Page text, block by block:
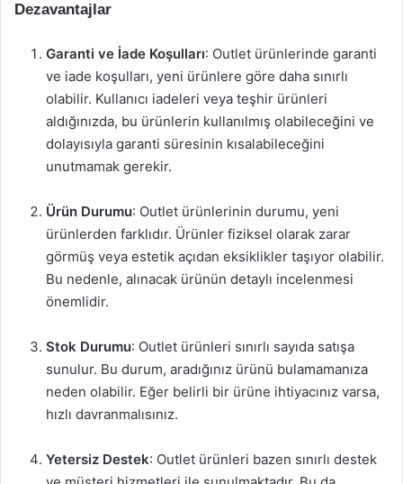
Dezavantajlar
Garanti ve İade Koşulları: Outlet ürünlerinde garanti
ve iade koşulları, yeni ürünlere göre daha sınırlı
olabilir. Kullanıcı iadeleri veya teşhir ürünleri
aldığınızda, bu ürünlerin kullanılmış olabileceğini ve
dolayısıyla garanti süresinin kısalabileceğini
unutmamak gerekir.
Ürün Durumu: Outlet ürünlerinin durumu, yeni
ürünlerden farklıdır. Ürünler fiziksel olarak zarar
görmüş veya estetik açıdan eksiklikler taşıyor olabilir.
Bu nedenle, alınacak ürünün detaylı incelenmesi
önemlidir.
Stok Durumu: Outlet ürünleri sınırlı sayıda satışa
sunulur. Bu durum, aradığınız ürünü bulamamanıza
neden olabilir. Eğer belirli bir ürüne ihtiyacınız varsa,
hızlı davranmalısınız.
Yetersiz Destek: Outlet ürünleri bazen sınırlı destek